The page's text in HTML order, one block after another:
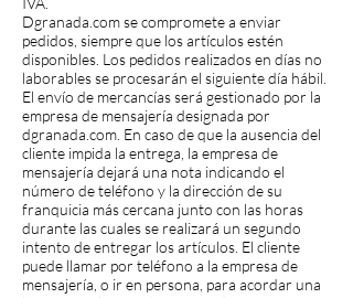
Dgranada.com se compromete a enviar
pedidos, siempre que los artículos estén
disponibles. Los pedidos realizados en días no
laborables se procesarán el siguiente día hábil.
El envío de mercancías será gestionado por la
empresa de mensajería designada por
dgranada.com. En caso de que la ausencia del
cliente impida la entrega, la empresa de
mensajería dejará una nota indicando el
número de teléfono y la dirección de su
franquicia más cercana junto con las horas
durante las cuales se realizará un segundo
intento de entregar los artículos. El cliente
puede llamar por teléfono a la empresa de
mensajería, o ir en persona, para acordar una